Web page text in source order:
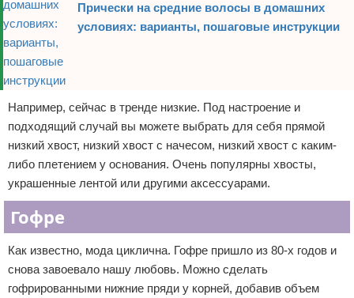
Прически на средние волосы в домашних
условиях: варианты, пошаговые инструкции
Например, сейчас в тренде низкие. Под настроение и
подходящий случай вы можете выбрать для себя прямой
низкий хвост, низкий хвост с начесом, низкий хвост с каким-
либо плетением у основания. Очень популярны хвосты,
украшенные лентой или другими аксессуарами.
Гофре
Как известно, мода циклична. Гофре пришло из 80-х годов и
снова завоевало нашу любовь. Можно сделать
гофрированными нижние пряди у корней, добавив объем